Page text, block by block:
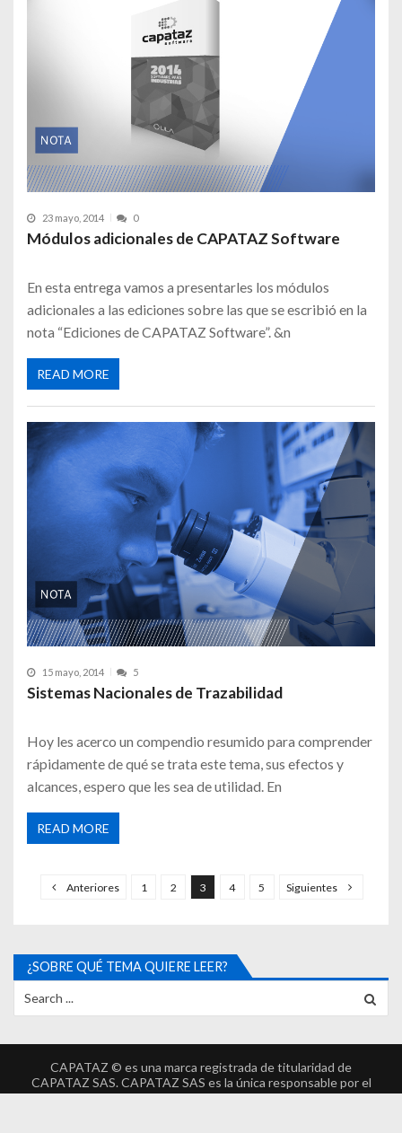
23 mayo, 2014 0
Módulos adicionales de CAPATAZ Software
En esta entrega vamos a presentarles los módulos
adicionales a las ediciones sobre las que se escribió en la
nota “Ediciones de CAPATAZ Software”. &n
READ MORE
15 mayo, 2014 5
Sistemas Nacionales de Trazabilidad
Hoy les acerco un compendio resumido para comprender
rápidamente de qué se trata este tema, sus efectos y
alcances, espero que les sea de utilidad. En
READ MORE
Anteriores 1 2 3 4 5 Siguientes
¿SOBRE QUÉ TEMA QUIERE LEER?
CAPATAZ © es una marca registrada de titularidad de
CAPATAZ SAS. CAPATAZ SAS es la única responsable por el
desarrollo, implementación y garantía de CAPATAZ ©.